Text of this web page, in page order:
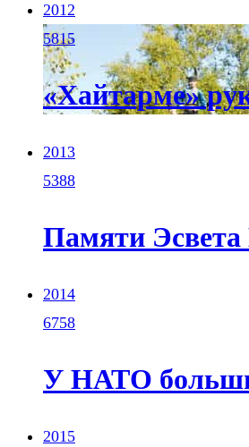
2012
5815
«Хайтарме»
2013
5388
Памяти Эсвета
2014
6758
У НАТО
2015